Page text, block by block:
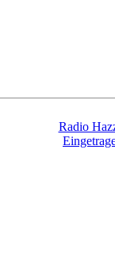
Radio